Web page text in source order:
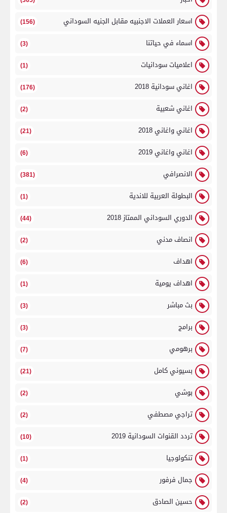
اسعار العملات الاجنبيه مقابل الجنيه السوداني (156)
اسماء في حياتنا (3)
اعلاميات سودانيات (1)
اغاني سودانية 2018 (176)
اغاني شعبية (2)
اغاني واغاني 2018 (21)
اغاني واغاني 2019 (6)
الانصرافي (381)
البطولة العربية للاندية (1)
الدوري السوداني الممتاز 2018 (44)
انصاف مدني (2)
اهداف (6)
اهداف يومية (1)
بث مباشر (3)
برامج (3)
برهومي (7)
بسيوني كامل (21)
بوشي (2)
تراجي مصطفي (2)
تردد القنوات السودانية 2019 (10)
تنكولوجيا (1)
جمال فرفور (4)
حسين الصادق (2)